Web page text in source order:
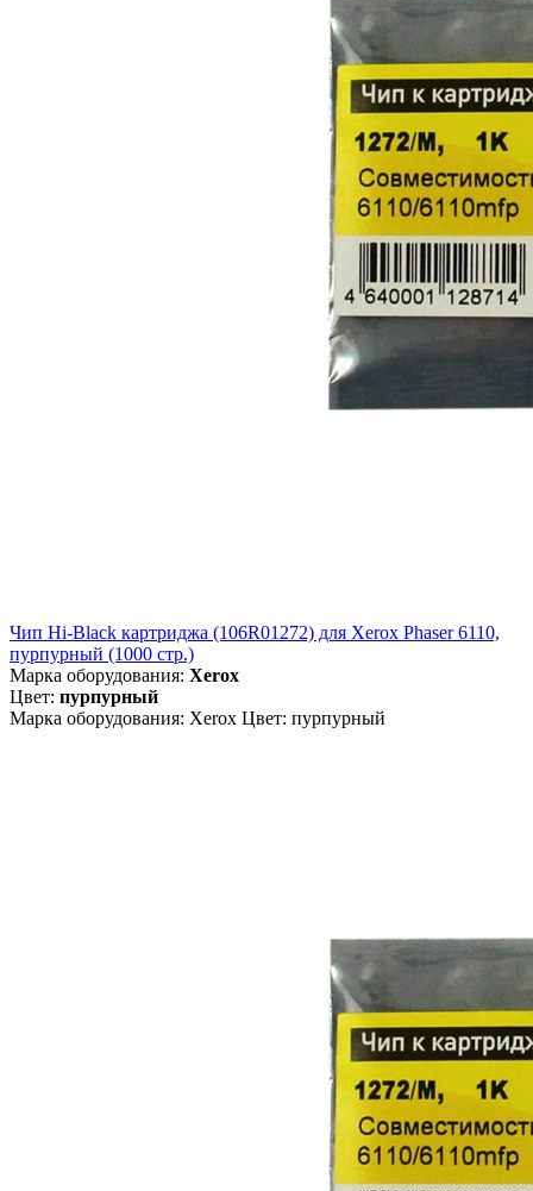
Чип Hi-Black картриджа (106R01272) для Xerox Phaser 6110,
пурпурный (1000 стр.)
Марка оборудования: Xerox
Цвет: пурпурный
Марка оборудования: Xerox Цвет: пурпурный